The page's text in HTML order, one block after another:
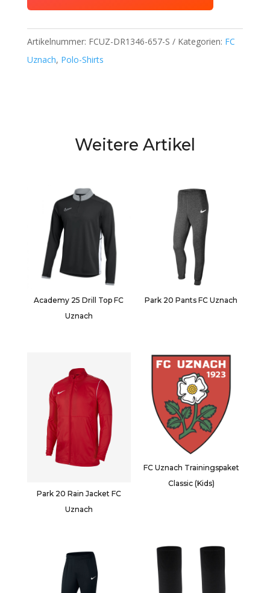
Menge
Artikelnummer: FCUZ-DR1346-657-S Kategorien: FC
Uznach, Polo-Shirts
Weitere Artikel
Academy 25 Drill Top FC
Uznach
Park 20 Pants FC Uznach
Park 20 Rain Jacket FC
Uznach
FC Uznach Trainingspaket
Classic (Kids)